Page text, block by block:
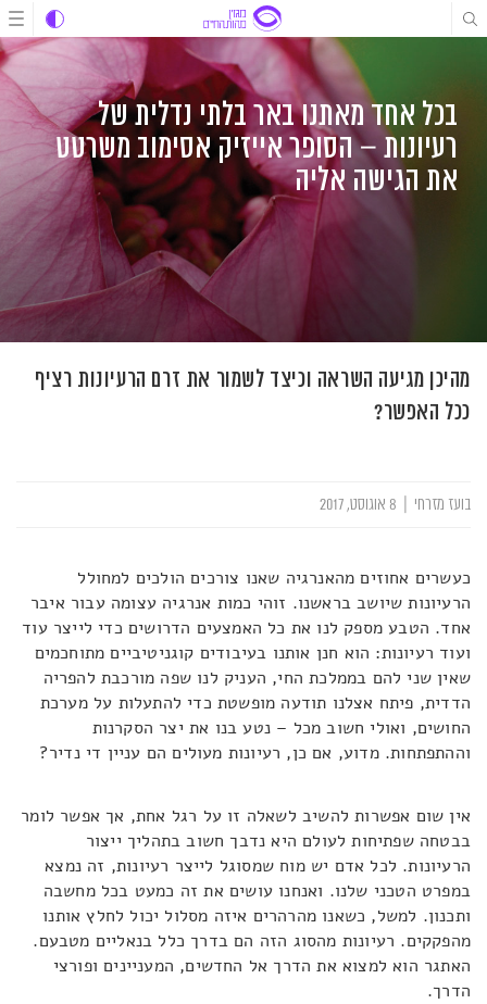
דלג
לתוכן
דלג
דלג
בכל אחד מאתנו באר בלתי נדלית של
רעיונות – הסופר אייזיק אסימוב משרטט
את הגישה אליה
מהיכן מגיעה השראה וכיצד לשמור את זרם הרעיונות רציף
ככל האפשר?
בועז מזרחי
כעשרים אחוזים מהאנרגיה שאנו צורכים הולכים למחולל
הרעיונות שיושב בראשנו. זוהי כמות אנרגיה עצומה עבור איבר
אחד. הטבע מספק לנו את כל האמצעים הדרושים כדי לייצר עוד
ועוד רעיונות: הוא חנן אותנו בעיבודים קוגניטיביים מתוחכמים
שאין שני להם בממלכת החי, העניק לנו שפה מורכבת להפריה
הדדית, פיתח אצלנו תודעה מופשטת כדי להתעלות על מערכת
החושים, ואולי חשוב מכל – נטע בנו את יצר הסקרנות
וההתפתחות. מדוע, אם כן, רעיונות מעולים הם עניין די נדיר?
אין שום אפשרות להשיב לשאלה זו על רגל אחת, אך אפשר לומר
בבטחה שפתיחות לעולם היא נדבך חשוב בתהליך ייצור
הרעיונות. לכל אדם יש מוח שמסוגל לייצר רעיונות, זה נמצא
במפרט הטכני שלנו. ואנחנו עושים את זה כמעט בכל מחשבה
ותכנון. למשל, כשאנו מהרהרים איזה מסלול יכול לחלץ אותנו
מהפקקים. רעיונות מהסוג הזה הם בדרך כלל בנאליים מטבעם.
האתגר הוא למצוא את הדרך אל החדשים, המעניינים ופורצי
הדרך.